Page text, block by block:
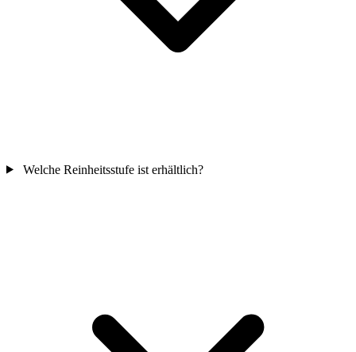
Welche Reinheitsstufe ist erhältlich?